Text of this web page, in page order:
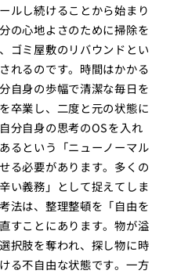
ルし続けることから始まり
の心地よさのために掃除を
ゴミ屋敷のリバウンドとい
れるのです。時間はかかる
自身の歩幅で清潔な毎日を
卒業し、二度と元の状態に
分自身の思考のOSを入れ
るという「ニューノーマル
る必要があります。多くの
い義務」として捉えてしま
法は、整理整頓を「自由を
すことにあります。物が溢
択肢を奪われ、探し物に時
る不自由な状態です。一方